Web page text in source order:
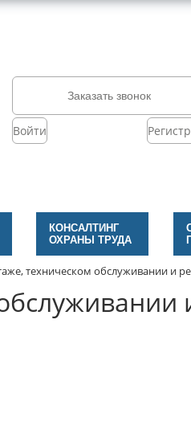
Заказать звонок
Войти
КОНСАЛТИНГ
ОХРАНЫ ТРУДА
техническом обслуживании и